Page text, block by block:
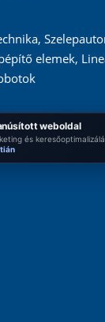
elemek,
weboldal
és